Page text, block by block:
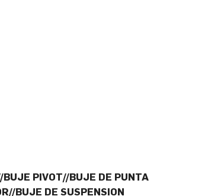
PIVOT//BUJE DE PUNTA
BUJE DE SUSPENSION